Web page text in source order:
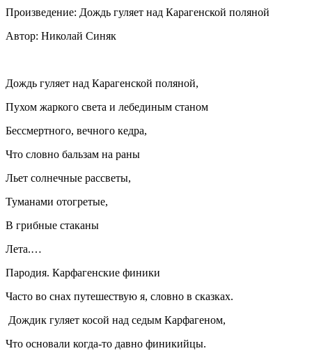
Произведение: Дождь гуляет над Карагенской поляной
Автор: Николай Синяк
Дождь гуляет над Карагенской поляной,
Пухом жаркого света и лебединым станом
Бессмертного, вечного кедра,
Что словно бальзам на раны
Льет солнечные рассветы,
Туманами отогретые,
В грибные стаканы
Лета.…
Пародия. Карфагенские финики
Часто во снах путешествую я, словно в сказках.
Дождик гуляет косой над седым Карфагеном,
Что основали когда-то давно финикийцы.